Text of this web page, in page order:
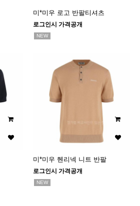
미*미우 로고 반팔티셔츠
로그인시 가격공개
NEW
미*미우 헨리넥 니트 반팔
로그인시 가격공개
NEW